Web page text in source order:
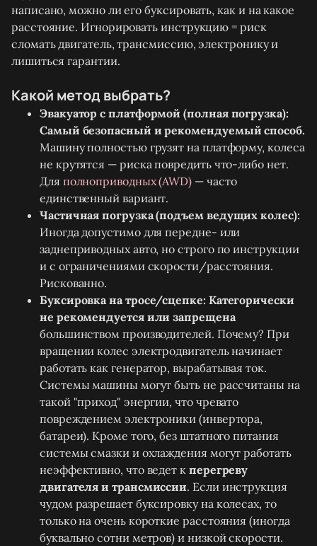
написано, можно ли его буксировать, как и на какое
расстояние. Игнорировать инструкцию = риск
сломать двигатель, трансмиссию, электронику и
лишиться гарантии.
Какой метод выбрать?
Эвакуатор с платформой (полная погрузка):
Самый безопасный и рекомендуемый способ.
Машину полностью грузят на платформу, колеса
не крутятся — риска повредить что-либо нет.
Для полноприводных (AWD) — часто
единственный вариант.
Частичная погрузка (подъем ведущих колес):
Иногда допустимо для передне- или
заднеприводных авто, но строго по инструкции
и с ограничениями скорости/расстояния.
Рискованно.
Буксировка на тросе/сцепке: Категорически
не рекомендуется или запрещена
большинством производителей. Почему? При
вращении колес электродвигатель начинает
работать как генератор, вырабатывая ток.
Системы машины могут быть не рассчитаны на
такой "приход" энергии, что чревато
повреждением электроники (инвертора,
батареи). Кроме того, без штатного питания
системы смазки и охлаждения могут работать
неэффективно, что ведет к перегреву
двигателя и трансмиссии. Если инструкция
чудом разрешает буксировку на колесах, то
только на очень короткие расстояния (иногда
буквально сотни метров) и низкой скорости.